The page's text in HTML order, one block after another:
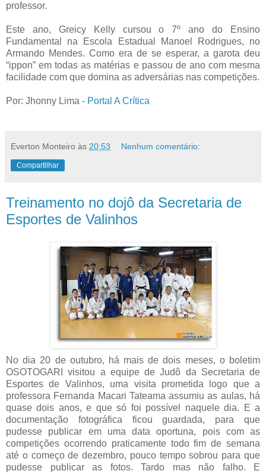
professor.
Este ano, Greicy Kelly cursou o 7º ano do Ensino
Fundamental na Escola Estadual Manoel Rodrigues, no
Armando Mendes. Como era de se esperar, a garota deu
“ippon” em todas as matérias e passou de ano com mesma
facilidade com que domina as adversárias nas competições.
Por: Jhonny Lima - Portal A Crítica
Everton Monteiro às 20:53 Nenhum comentário:
Compartilhar
Treinamento no dojô da Secretaria de
Esportes de Valinhos
No dia 20 de outubro, há mais de dois meses, o boletim
OSOTOGARI visitou a equipe de Judô da Secretaria de
Esportes de Valinhos, uma visita prometida logo que a
professora Fernanda Macari Tateama assumiu as aulas, há
quase dois anos, e que só foi possível naquele dia. E a
documentação fotográfica ficou guardada, para que
pudesse publicar em uma data oportuna, pois com as
competições ocorrendo praticamente todo fim de semana
até o começo de dezembro, pouco tempo sobrou para que
pudesse publicar as fotos. Tardo mas não falho. E